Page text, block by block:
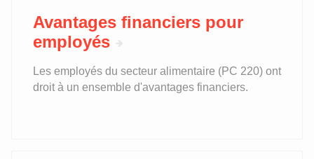
Avantages financiers pour
employés
Les employés du secteur alimentaire (PC 220) ont
droit à un ensemble d'avantages financiers.